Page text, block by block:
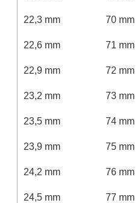
22,3 mm 70 mm
22,6 mm 71 mm
22,9 mm 72 mm
23,2 mm 73 mm
23,5 mm 74 mm
23,9 mm 75 mm
24,2 mm 76 mm
24,5 mm 77 mm